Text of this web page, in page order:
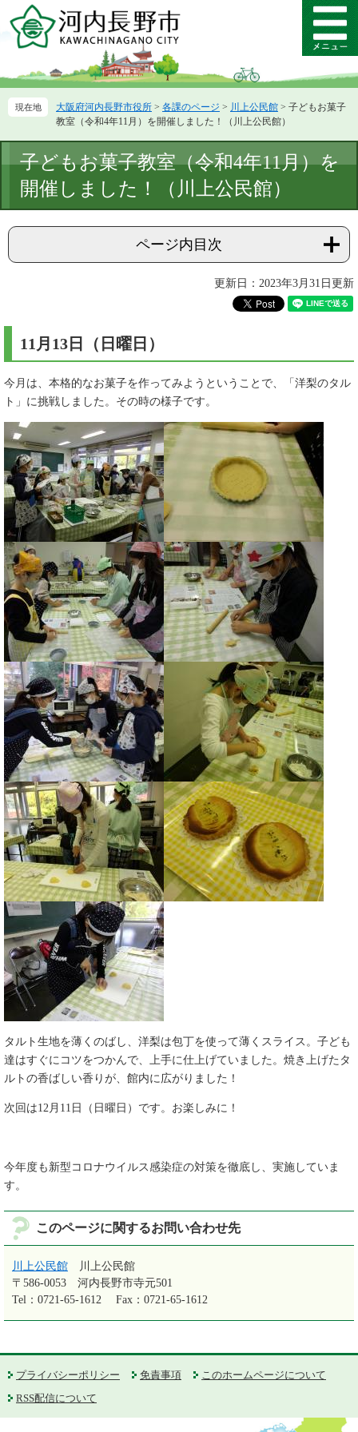
ー
先
ニ
を
て
メ
ニ
ー
大阪府河内長野市役所 > 各課のページ > 川上公民館 > 子どもお菓子
教室（令和4年11月）を開催しました！（川上公民館）
文
子どもお菓子教室（令和4年11月）を
開催しました！（川上公民館）
ページ内目次
更新日：2023年3月31日更新
11月13日（日曜日）
今月は、本格的なお菓子を作ってみようということで、「洋梨のタル
ト」に挑戦しました。その時の様子です。
タルト生地を薄くのばし、洋梨は包丁を使って薄くスライス。子ども
達はすぐにコツをつかんで、上手に仕上げていました。焼き上げたタ
ルトの香ばしい香りが、館内に広がりました！
次回は12月11日（日曜日）です。お楽しみに！
今年度も新型コロナウイルス感染症の対策を徹底し、実施していま
す。
このページに関するお問い合わせ先
川上公民館
川上公民館
〒586-0053
河内長野市寺元501
Tel：0721-65-1612
Fax：0721-65-1612
プライバシーポリシー 免責事項
このホームページについて
RSS配信について